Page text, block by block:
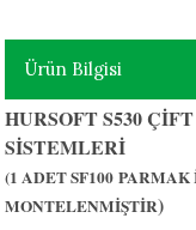
Ürün Bilgisi
HURSOFT S530
SİSTEMLERİ
(1 ADET SF100 PARMAK
MONTELENMİŞTİR)